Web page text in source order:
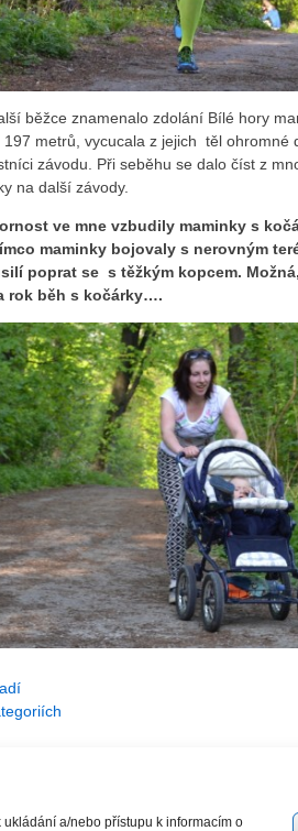
a/nebo přístupu k informacím o
běžce znamenalo zdolání Bílé hory
197 metrů, vycucala z jejich těl
závodu. Při seběhu se dalo číst z
na další závody.
ve mne vzbudily maminky s
maminky bojovaly s nerovným
poprat se s těžkým kopcem.
rok běh s kočárky….